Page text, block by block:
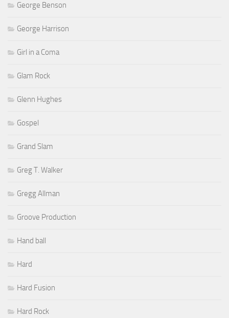
George Benson
George Harrison
Girl in a Coma
Glam Rock
Glenn Hughes
Gospel
Grand Slam
Greg T. Walker
Gregg Allman
Groove Production
Hand ball
Hard
Hard Fusion
Hard Rock